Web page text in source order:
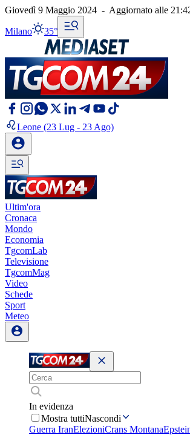
Giovedì 9 Maggio 2024 - Aggiornato alle
Milano 35°
Leone (23 Lug - 23 Ago)
Ultim'ora
Cronaca
Mondo
Economia
TgcomLab
Televisione
TgcomMag
Video
Schede
Sport
Meteo
In evidenza
Mostra tuttiNascondi
Guerra IranElezioniCrans Montana